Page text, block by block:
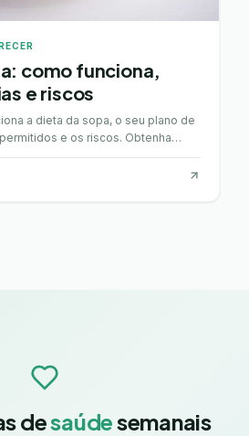
como funciona,
e riscos
a dieta da sopa, o seu plano de
e os riscos. Obtenha
desaúdesemanais